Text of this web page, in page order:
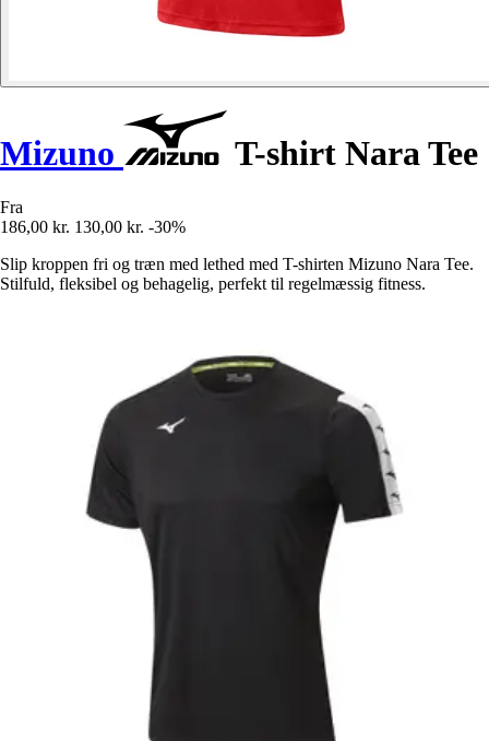
Mizuno T-shirt Nara Tee
Fra
186,00 kr. 130,00 kr. -30%
Slip kroppen fri og træn med lethed med T-shirten Mizuno Nara Tee.
Stilfuld, fleksibel og behagelig, perfekt til regelmæssig fitness.